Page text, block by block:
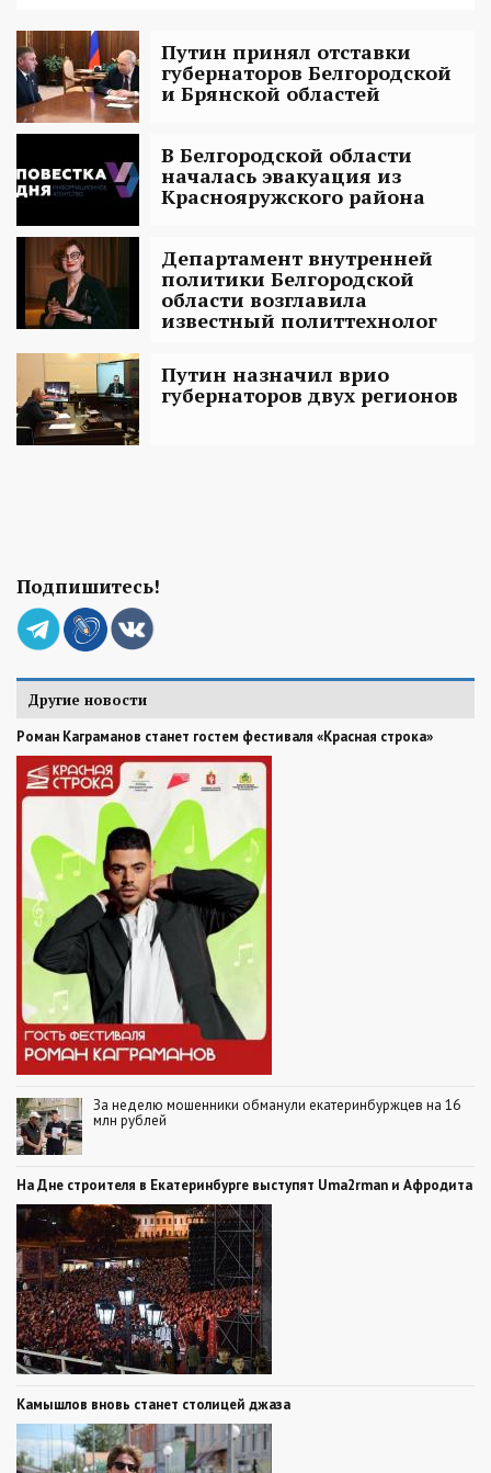
Путин принял отставки
губернаторов Белгородской
и Брянской областей
В Белгородской области
началась эвакуация из
Краснояружского района
Департамент внутренней
политики Белгородской
области возглавила
известный политтехнолог
Путин назначил врио
губернаторов двух регионов
Подпишитесь!
Другие новости
Роман Каграманов станет гостем фестиваля «Красная строка»
За неделю мошенники обманули екатеринбуржцев на 16
млн рублей
На Дне строителя в Екатеринбурге выступят Uma2rman и Афродита
Камышлов вновь станет столицей джаза